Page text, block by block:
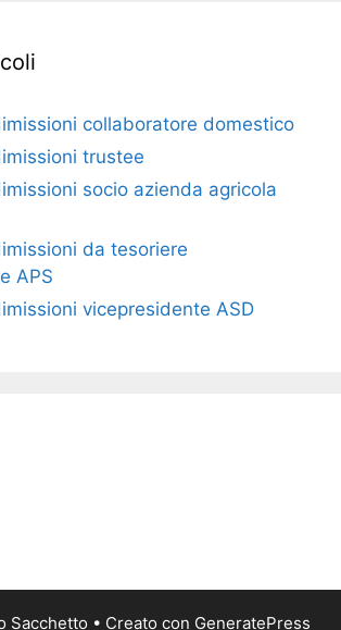
collaboratore domestico​​​
trustee​​​
socio azienda agricola
da tesoriere
APS​​
vicepresidente ASD​​
Sacchetto • Creato con GeneratePress